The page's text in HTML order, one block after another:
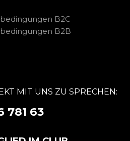
B2C
B2B
MIT UNS ZU SPRECHEN:
781 63